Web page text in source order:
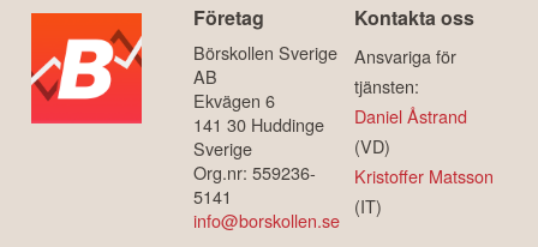
Företag
Börskollen Sverige
AB
Ekvägen 6
141 30 Huddinge
Sverige
Org.nr: 559236-
5141
info@borskollen.se
Kontakta oss
Ansvariga för
tjänsten:
Daniel Åstrand
(VD)
Kristoffer Matsson
(IT)